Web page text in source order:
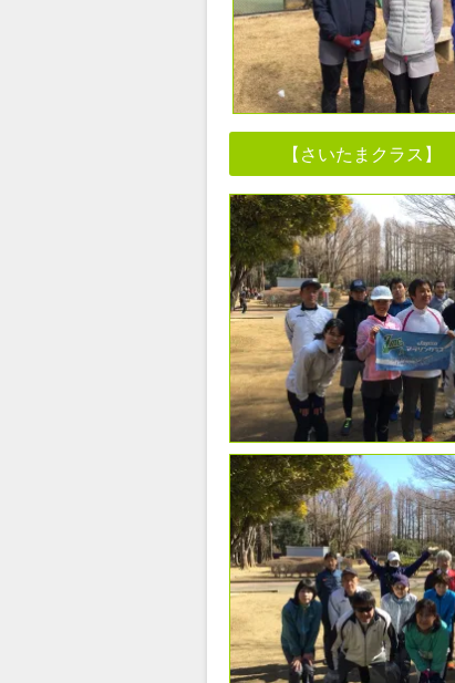
【さいたまクラス】